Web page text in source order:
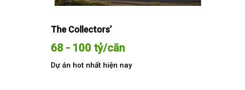
The Collectors’
68 - 100 tỷ/căn
Dự án hot nhất hiện nay